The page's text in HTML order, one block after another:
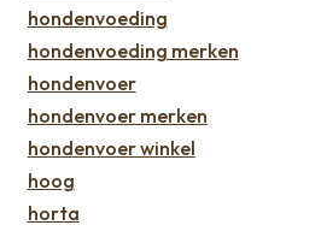
hondenvoeding
hondenvoeding merken
hondenvoer
hondenvoer merken
hondenvoer winkel
hoog
horta